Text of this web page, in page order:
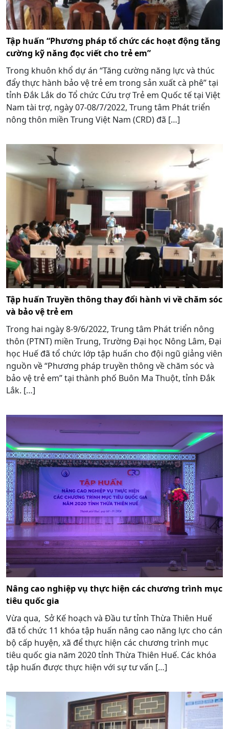
Tập huấn “Phương pháp tổ chức các hoạt động tăng
cường kỹ năng đọc viết cho trẻ em”
Trong khuôn khổ dự án “Tăng cường năng lực và thúc
đẩy thực hành bảo vệ trẻ em trong sản xuất cà phê” tại
tỉnh Đắk Lắk do Tổ chức Cứu trợ Trẻ em Quốc tế tại Việt
Nam tài trợ, ngày 07-08/7/2022, Trung tâm Phát triển
nông thôn miền Trung Việt Nam (CRD) đã […]
Tập huấn Truyền thông thay đổi hành vi về chăm sóc
và bảo vệ trẻ em
Trong hai ngày 8-9/6/2022, Trung tâm Phát triển nông
thôn (PTNT) miền Trung, Trường Đại học Nông Lâm, Đại
học Huế đã tổ chức lớp tập huấn cho đội ngũ giảng viên
nguồn về “Phương pháp truyền thông về chăm sóc và
bảo vệ trẻ em” tại thành phố Buôn Ma Thuột, tỉnh Đắk
Lắk. […]
Nâng cao nghiệp vụ thực hiện các chương trình mục
tiêu quốc gia
Vừa qua, Sở Kế hoạch và Đầu tư tỉnh Thừa Thiên Huế
đã tổ chức 11 khóa tập huấn nâng cao năng lực cho cán
bộ cấp huyện, xã để thực hiện các chương trình mục
tiêu quốc gia năm 2020 tỉnh Thừa Thiên Huế. Các khóa
tập huấn được thực hiện với sự tư vấn […]